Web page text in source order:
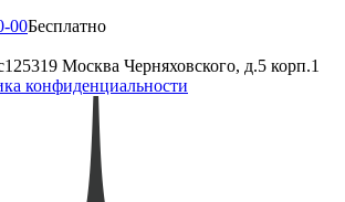
00Бесплатно
125319 Москва Черняховского, д.5 корп.1
конфиденциальности